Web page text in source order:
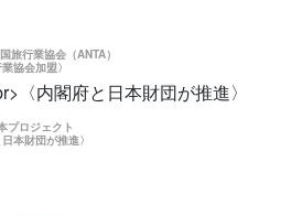
旅行業協会（ANTA）
業協会加盟〉
プロジェクト
日本財団が推進〉